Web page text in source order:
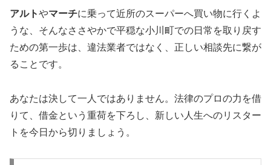
アルトやマーチに乗って近所のスーパーへ買い物に行くよ
うな、そんなささやかで平穏な小川町での日常を取り戻す
ための第一歩は、違法業者ではなく、正しい相談先に繋が
ることです。
あなたは決して一人ではありません。法律のプロの力を借
りて、借金という重荷を下ろし、新しい人生へのリスター
トを今日から切りましょう。